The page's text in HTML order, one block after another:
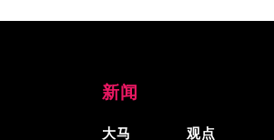
新闻
大马
观点